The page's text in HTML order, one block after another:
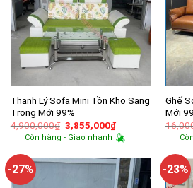
Thanh Lý Sofa Mini Tồn Kho Sang
Trọng Mới 99%
4,900,000₫ Giá
gốc
là:
3,855,000₫Giá
hiện
tại
3,855,000₫.
Còn hàng - Giao nhanh
Ghế
Mới
-27% -23%